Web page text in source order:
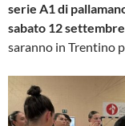
serie A1 di
sabato 12 settembre
saranno in Trentino